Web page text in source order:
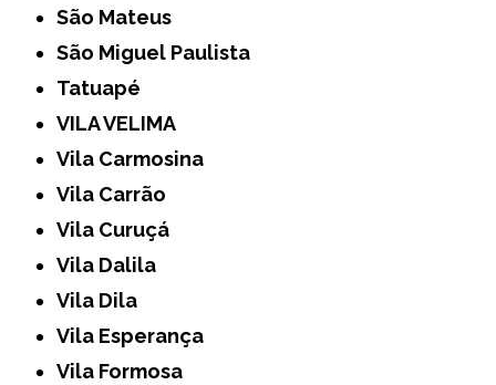
São Mateus
São Miguel Paulista
Tatuapé
VILA VELIMA
Vila Carmosina
Vila Carrão
Vila Curuçá
Vila Dalila
Vila Dila
Vila Esperança
Vila Formosa